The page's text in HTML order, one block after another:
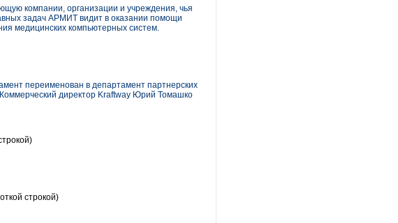
компании, организации и учреждения, чья
задач АРМИТ видит в оказании помощи
медицинских компьютерных систем.
переименован в департамент партнерских
директор Kraftway Юрий Томашко
строкой)